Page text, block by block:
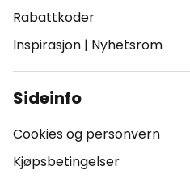
Rabattkoder
Inspirasjon | Nyhetsrom
Sideinfo
Cookies og personvern
Kjøpsbetingelser